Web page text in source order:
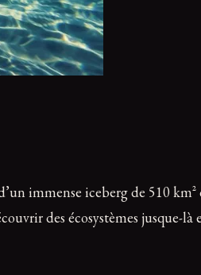
immense iceberg de 510 km²
des écosystèmes jusque-là